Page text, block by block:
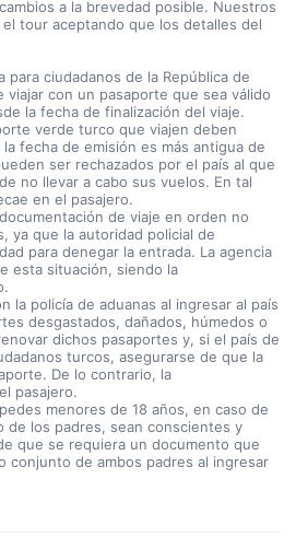
a la brevedad posible. Nuestros
tour aceptando que los detalles del
para ciudadanos de la República de
viajar con un pasaporte que sea válido
la fecha de finalización del viaje.
verde turco que viajen deben
fecha de emisión es más antigua de
ser rechazados por el país al que
no llevar a cabo sus vuelos. En tal
en el pasajero.
de viaje en orden no
ya que la autoridad policial de
para denegar la entrada. La agencia
esta situación, siendo la
la policía de aduanas al ingresar al país
desgastados, dañados, húmedos o
dichos pasaportes y, si el país de
turcos, asegurarse de que la
De lo contrario, la
pasajero.
menores de 18 años, en caso de
de los padres, sean conscientes y
que se requiera un documento que
conjunto de ambos padres al ingresar